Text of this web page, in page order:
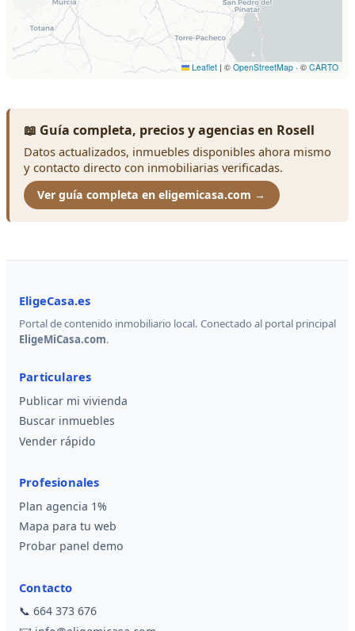
📖 Guía completa, precios y agencias en Rosell
Datos actualizados, inmuebles disponibles ahora mismo
y contacto directo con inmobiliarias verificadas.
Ver guía completa en eligemicasa.com →
EligeCasa.es
Portal de contenido inmobiliario local. Conectado al portal principal
EligeMiCasa.com.
Particulares
Publicar mi vivienda
Buscar inmuebles
Vender rápido
Profesionales
Plan agencia 1%
Mapa para tu web
Probar panel demo
Contacto
📞 664 373 676